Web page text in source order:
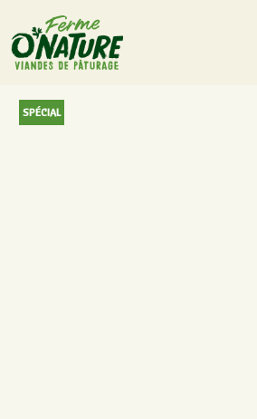
SPÉCIAL